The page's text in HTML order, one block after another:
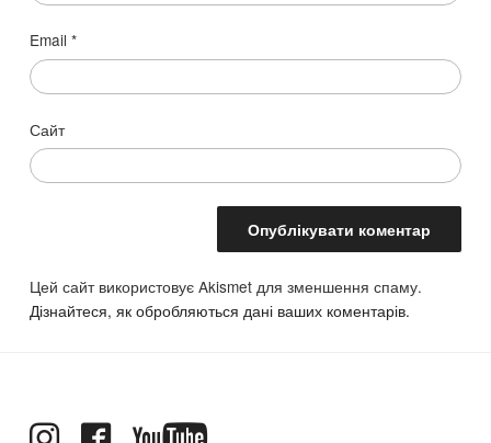
Email*
Сайт
Цей сайт використовує Akismet для зменшення спаму.
Дізнайтеся, як обробляються дані ваших коментарів.